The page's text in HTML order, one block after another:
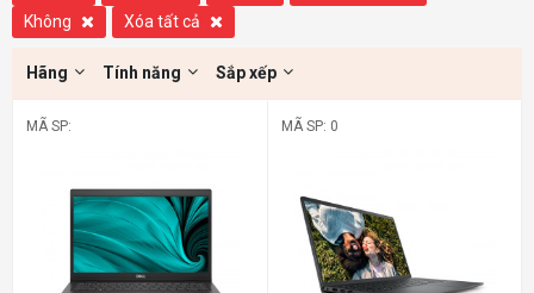
Không
Xóa tất cả
Hãng Tính năng Sắp xếp
MÃ SP: MÃ SP: 0